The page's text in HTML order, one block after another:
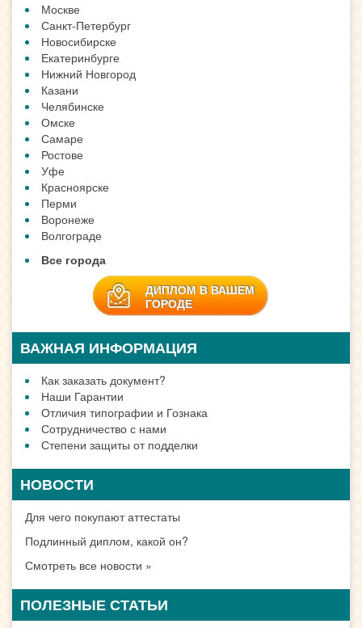
Москве
Санкт-Петербург
Новосибирске
Екатеринбурге
Нижний Новгород
Казани
Челябинске
Омске
Самаре
Ростове
Уфе
Красноярске
Перми
Воронеже
Волгограде
Все города
ДИПЛОМ В ВАШЕМ
ГОРОДЕ
ВАЖНАЯ ИНФОРМАЦИЯ
Как заказать документ?
Наши Гарантии
Отличия типографии и Гознака
Сотрудничество с нами
Степени защиты от подделки
НОВОСТИ
Для чего покупают аттестаты
Подлинный диплом, какой он?
Смотреть все новости »
ПОЛЕЗНЫЕ СТАТЬИ